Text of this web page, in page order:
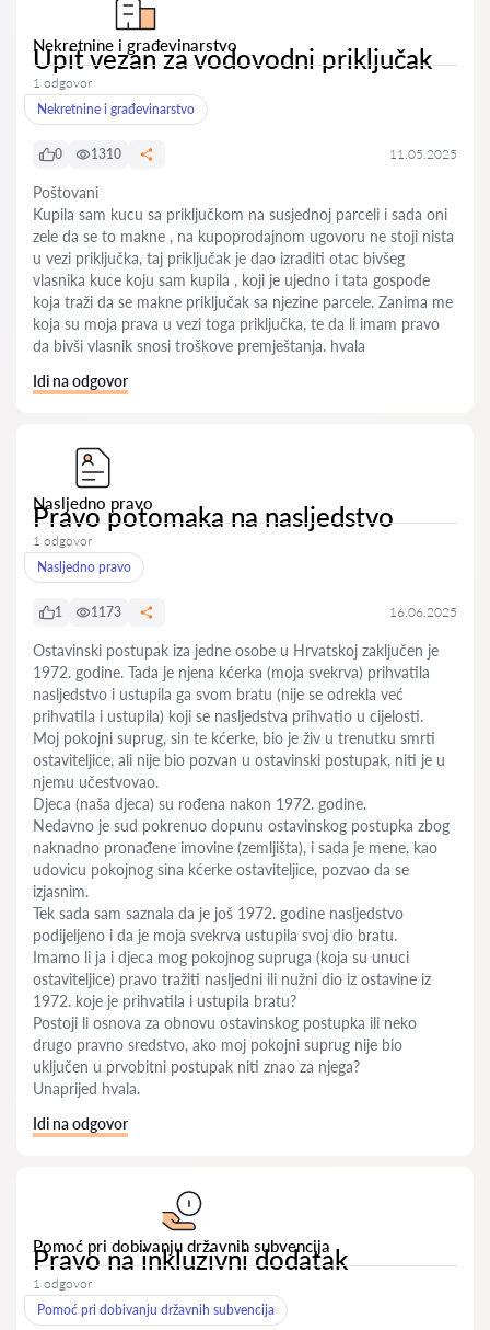
Nekretnine i građevinarstvo
Upit vezan za vodovodni priključak
1 odgovor
Nekretnine i građevinarstvo
0 1310 11.05.2025
Poštovani
Kupila sam kucu sa priključkom na susjednoj parceli i sada oni
zele da se to makne , na kupoprodajnom ugovoru ne stoji nista
u vezi priključka, taj priključak je dao izraditi otac bivšeg
vlasnika kuce koju sam kupila , koji je ujedno i tata gospode
koja traži da se makne priključak sa njezine parcele. Zanima me
koja su moja prava u vezi toga priključka, te da li imam pravo
da bivši vlasnik snosi troškove premještanja. hvala
Idi na odgovor
Nasljedno pravo
Pravo potomaka na nasljedstvo
1 odgovor
Nasljedno pravo
1 1173 16.06.2025
Ostavinski postupak iza jedne osobe u Hrvatskoj zaključen je
1972. godine. Tada je njena kćerka (moja svekrva) prihvatila
nasljedstvo i ustupila ga svom bratu (nije se odrekla već
prihvatila i ustupila) koji se nasljedstva prihvatio u cijelosti.
Moj pokojni suprug, sin te kćerke, bio je živ u trenutku smrti
ostaviteljice, ali nije bio pozvan u ostavinski postupak, niti je u
njemu učestvovao.
Djeca (naša djeca) su rođena nakon 1972. godine.
Nedavno je sud pokrenuo dopunu ostavinskog postupka zbog
naknadno pronađene imovine (zemljišta), i sada je mene, kao
udovicu pokojnog sina kćerke ostaviteljice, pozvao da se
izjasnim.
Tek sada sam saznala da je još 1972. godine nasljedstvo
podijeljeno i da je moja svekrva ustupila svoj dio bratu.
Imamo li ja i djeca mog pokojnog supruga (koja su unuci
ostaviteljice) pravo tražiti nasljedni ili nužni dio iz ostavine iz
1972. koje je prihvatila i ustupila bratu?
Postoji li osnova za obnovu ostavinskog postupka ili neko
drugo pravno sredstvo, ako moj pokojni suprug nije bio
uključen u prvobitni postupak niti znao za njega?
Unaprijed hvala.
Idi na odgovor
Pomoć pri dobivanju državnih subvencija
Pravo na inkluzivni dodatak
1 odgovor
Pomoć pri dobivanju državnih subvencija